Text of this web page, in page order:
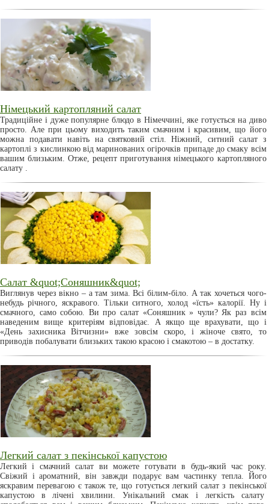
Німецький картопляний салат
Традиційне і дуже популярне блюдо в Німеччині, яке готується на диво
просто. Але при цьому виходить таким смачним і красивим, що його
можна подавати навіть на святковий стіл. Ніжний, ситний салат з
картоплі з кислинкою від маринованих огірочків припаде до смаку всім
вашим близьким. Отже, рецепт приготування німецького картопляного
салату .
Салат &quot;Соняшник&quot;
Виглянув через вікно – а там зима. Всі білим-біло. А так хочеться чого-
небудь річного, яскравого. Тільки ситного, холод «їсть» калорії. Ну і
смачного, само собою. Ви про салат «Соняшник » чули? Як раз всім
наведеним вище критеріям відповідає. А якщо ще врахувати, що і
«День захисника Вітчизни» вже зовсім скоро, і жіноче свято, то
приводів побалувати близьких такою красою і смакотою – в достатку.
Легкий салат з пекінської капустою
Легкий і смачний салат ви можете готувати в будь-який час року.
Свіжий і ароматний, він завжди подарує вам частинку тепла. Його
яскравим перевагою є також те, що готується легкий салат з пекінської
капустою в лічені хвилини. Унікальний смак і легкість салату